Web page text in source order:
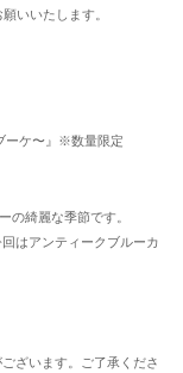
いいたします。
ーケ〜』※数量限定
の綺麗な季節です。
はアンティークブルーカ
ざいます。ご了承くださ